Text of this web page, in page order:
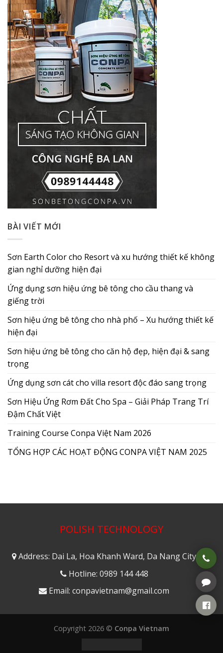
BÀI VIẾT MỚI
Sơn Earth Color cho Resort và xu hướng thiết kế không
gian nghỉ dưỡng hiện đại
Ứng dụng sơn hiệu ứng bê tông cho cầu thang và
giếng trời
Sơn hiệu ứng bê tông cho nhà phố – Xu hướng thiết kế
hiện đại
Sơn hiệu ứng bê tông cho căn hộ đẹp, hiện đại & sang
trọng
Ứng dụng sơn cát cho villa resort độc đáo sang trọng
Sơn Hiệu Ứng Rơm Đất Cho Spa – Giải Pháp Trang Trí
Đậm Chất Việt
Training Course Conpa Việt Nam 2026
TỔNG HỢP CÁC HOẠT ĐỘNG CONPA VIỆT NAM 2025
POLISH TECHNOLOGY
Address: Dai La, Hoa Khanh Ward, Da Nang City
Hotline: 0989 144 448
Email: conpavietnam@gmail.com
Copyright 2026 © Conpa Vietnam